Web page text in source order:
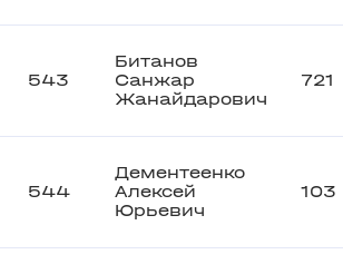
543
Битанов
Санжар
Жанайдарович
721
544
Дементеенко
Алексей
Юрьевич
103